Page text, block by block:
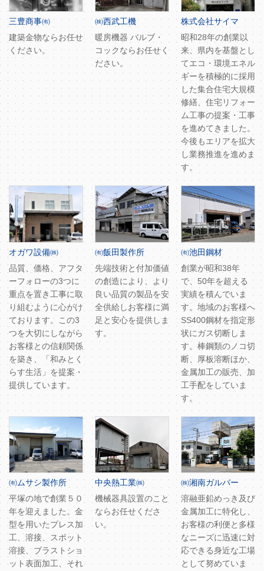
三豊商事㈲
建築金物ならお任せ
ください。
㈱西武工機
暖房機器 バルブ・
コックならお任せく
ださい。
株式会社サイマ
昭和28年の創業以
来、県内を基盤とし
てエコ・環境エネル
ギーを積極的に採用
した集合住宅大規模
修繕、住宅リフォー
ム工事の提案・工事
を進めてきました。
今後もエリアを拡大
し業務推進を進めま
す。
オガワ設備㈱
品質、価格、アフタ
ーフォローの3つに
重点を置き工事に取
り組むように心がけ
ております。この3
つを大切にしながら
お客様との信頼関係
を築き、「和みとく
らす生活」を提案・
提供しています。
㈲飯田製作所
先端技術と付加価値
の創造により、より
良い品質の製品を安
全供給しお客様に満
足と安心を提供しま
す。
㈲池田鋼材
創業が昭和38年
で、50年を超える
実績を積んでいま
す。地域のお客様へ
SS400鋼材を指定形
状にガス切断しま
す。棒鋼類のノコ切
断、厚板溶断ほか、
金属加工の販売、加
工手配をしていま
す。
㈲ムサシ製作所
平塚の地で創業５０
年を迎えました。金
型を用いたプレス加
工、溶接、スポット
溶接、ブラストショ
ット表面加工、それ
中央熱工業㈱
機械器具設置のこと
ならお任せくださ
い。
㈱湘南ガルバー
溶融亜鉛めっき及び
金属加工に特化し、
お客様の利便と多様
なニーズに迅速に対
応できる身近な工場
として努めていま